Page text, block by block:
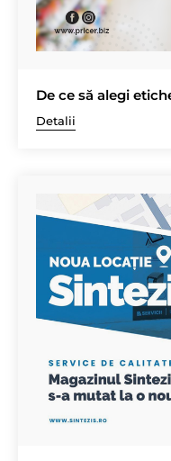
De ce să alegi
Detalii